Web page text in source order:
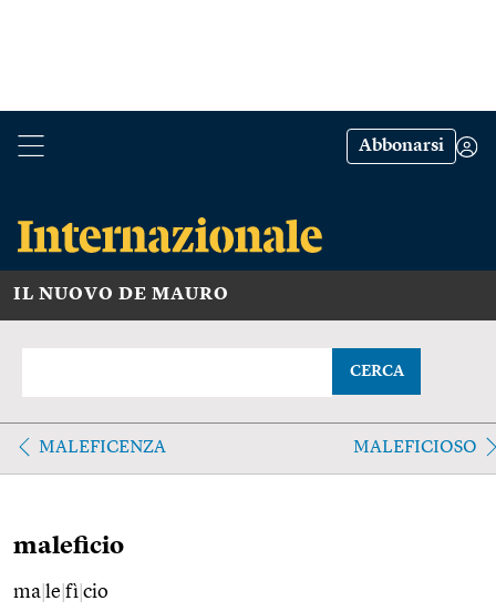
Abbonarsi
IL NUOVO DE MAURO
CERCA
MALEFICENZA MALEFICIOSO
maleficio
ma le fì cio